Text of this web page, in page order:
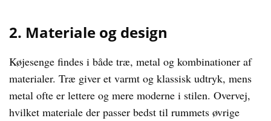
2. Materiale og design
Køjesenge findes i både træ, metal og kombinationer af
materialer. Træ giver et varmt og klassisk udtryk, mens
metal ofte er lettere og mere moderne i stilen. Overvej,
hvilket materiale der passer bedst til rummets øvrige